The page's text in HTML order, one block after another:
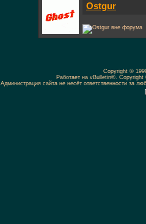
Ostgur
Copyright ©
Работает на vBulletin®.
Администрация сайта не несёт ответственности за